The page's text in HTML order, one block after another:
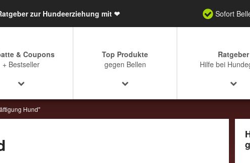
zur Hundeerziehung mit ❤ Sofort
& Coupons
+ Bestseller
Top Produkte
gegen Bellen
Ratgeber
Hilfe bei
Hund"